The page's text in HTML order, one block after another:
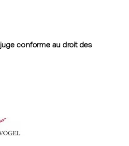
conforme au droit des